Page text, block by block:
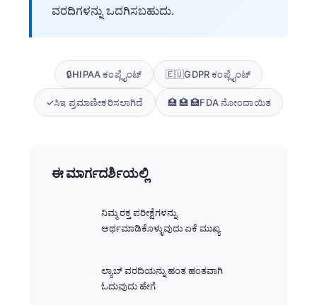
ವರದಿಗಳನ್ನು ಒದಗಿಸಬಹುದು.
🔒HIPAA ಕಂಪ್ಲೈಂಟ್ 🇪🇺GDPR ಕಂಪ್ಲೈಂಟ್
✓ಸಿಇ ಪ್ರಮಾಣೀಕರಿಸಲಾಗಿದೆ 🏥 🏥 🏥FDA ನೋಂದಾಯಿತ
ಈ ಮಾರ್ಗದರ್ಶಿಯಲ್ಲಿ
ನಿಮ್ಮ ರಕ್ತ ಪರೀಕ್ಷೆಗಳನ್ನು
ಅರ್ಥಮಾಡಿಕೊಳ್ಳುವುದು ಏಕೆ ಮುಖ್ಯ
ಲ್ಯಾಬ್ ವರದಿಯನ್ನು ಹಂತ ಹಂತವಾಗಿ
ಓದುವುದು ಹೇಗೆ